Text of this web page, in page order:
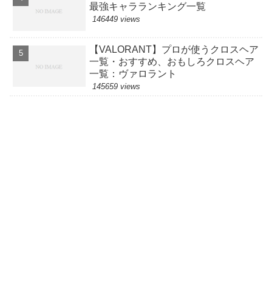
最強キャラランキング一覧
146449 views
【VALORANT】プロが使うクロスヘア
一覧・おすすめ、おもしろクロスヘア
一覧：ヴァロラント
145659 views